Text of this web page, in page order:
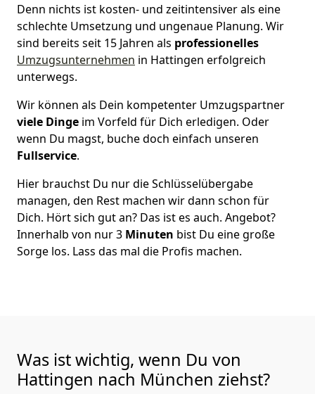
Denn nichts ist kosten- und zeitintensiver als eine
schlechte Umsetzung und ungenaue Planung. Wir
sind bereits seit 15 Jahren als professionelles
Umzugsunternehmen in Hattingen erfolgreich
unterwegs.
Wir können als Dein kompetenter Umzugspartner
viele Dinge im Vorfeld für Dich erledigen. Oder
wenn Du magst, buche doch einfach unseren
Fullservice.
Hier brauchst Du nur die Schlüsselübergabe
managen, den Rest machen wir dann schon für
Dich. Hört sich gut an? Das ist es auch. Angebot?
Innerhalb von nur 3 Minuten bist Du eine große
Sorge los. Lass das mal die Profis machen.
Was ist wichtig, wenn Du von
Hattingen nach München ziehst?